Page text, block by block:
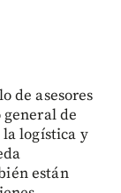
de asesores
general de
la logística y
están